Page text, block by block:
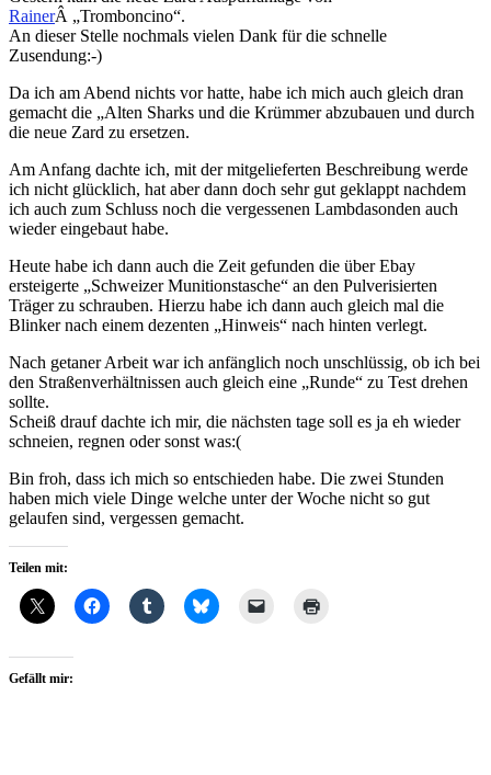
RainerÂ „Tromboncino“.
An dieser Stelle nochmals vielen Dank für die schnelle
Zusendung:-)
Da ich am Abend nichts vor hatte, habe ich mich auch gleich dran
gemacht die „Alten Sharks und die Krümmer abzubauen und durch
die neue Zard zu ersetzen.
Am Anfang dachte ich, mit der mitgelieferten Beschreibung werde
ich nicht glücklich, hat aber dann doch sehr gut geklappt nachdem
ich auch zum Schluss noch die vergessenen Lambdasonden auch
wieder eingebaut habe.
Heute habe ich dann auch die Zeit gefunden die über Ebay
ersteigerte „Schweizer Munitionstasche“ an den Pulverisierten
Träger zu schrauben. Hierzu habe ich dann auch gleich mal die
Blinker nach einem dezenten „Hinweis“ nach hinten verlegt.
Nach getaner Arbeit war ich anfänglich noch unschlüssig, ob ich bei
den Straßenverhältnissen auch gleich eine „Runde“ zu Test drehen
sollte.
Scheiß drauf dachte ich mir, die nächsten tage soll es ja eh wieder
schneien, regnen oder sonst was:(
Bin froh, dass ich mich so entschieden habe. Die zwei Stunden
haben mich viele Dinge welche unter der Woche nicht so gut
gelaufen sind, vergessen gemacht.
Teilen mit:
Gefällt mir: